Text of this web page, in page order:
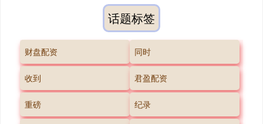
话题标签
财盘配资 同时
收到 君盈配资
重磅 纪录